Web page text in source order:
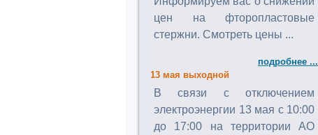
цен на фторопластовые
стержни. Смотреть цены ...
подробнее ...
13 мая выходной
В связи с отключением
электроэнергии 13 мая с 10:00
до 17:00 на территории АО